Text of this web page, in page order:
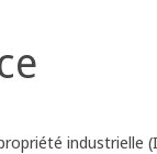
industrielle